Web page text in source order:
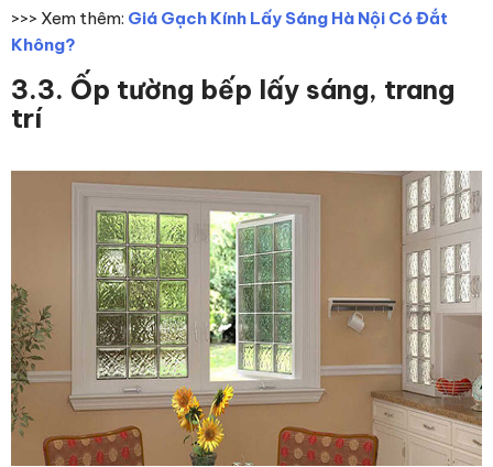
>>> Xem thêm: Giá Gạch Kính Lấy Sáng Hà Nội Có Đắt
Không?
3.3. Ốp tường bếp lấy sáng, trang
trí